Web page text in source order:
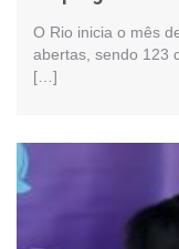
O Rio inicia o mês
abertas, sendo 123
[…]